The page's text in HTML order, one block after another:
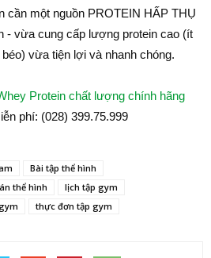
cần một nguồn PROTEIN HẤP THỤ
- vừa cung cấp lượng protein cao (ít
vừa tiện lợi và nhanh chóng.
Protein chất lượng chính hãng
phí: (028) 399.75.999
Bài tập thể hình
thể hình
lịch tập gym
thực đơn tập gym